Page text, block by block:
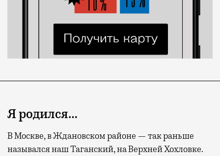
Я родился…
В Москве, в Ждановском районе — так раньше
назывался наш Таганский, на Верхней Хохловке.